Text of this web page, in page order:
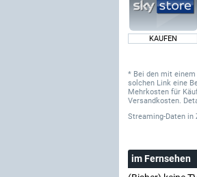
KAUFEN
* Bei den mit
solchen Link eine
Mehrkosten für
Versandkosten.
Streaming-Daten in
im Fernsehen